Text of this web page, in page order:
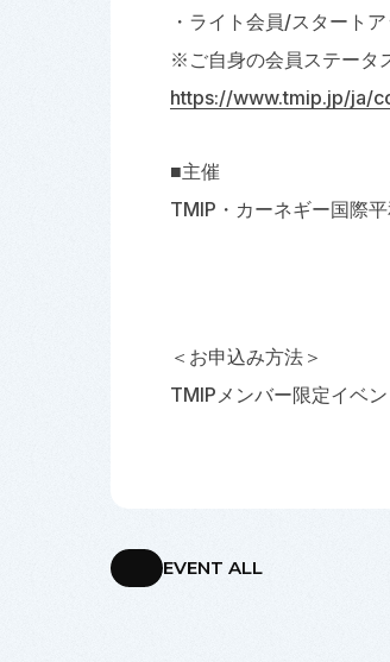
・ライト会員/スタート
※ご自身の会員ステータ
https://www.tmip.jp/ja/
■主催
TMIP・カーネギー国際
＜お申込み方法＞
TMIPメンバー限定イベ
EVENT ALL